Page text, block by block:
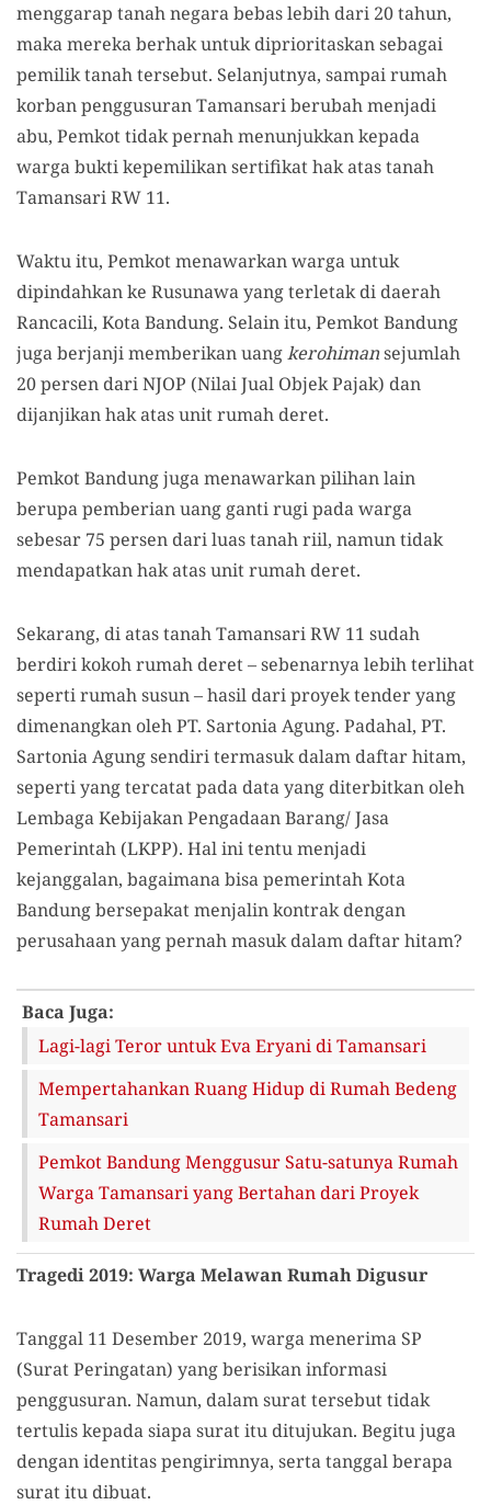
menggarap tanah negara bebas lebih dari 20 tahun,
maka mereka berhak untuk diprioritaskan sebagai
pemilik tanah tersebut. Selanjutnya, sampai rumah
korban penggusuran Tamansari berubah menjadi
abu, Pemkot tidak pernah menunjukkan kepada
warga bukti kepemilikan sertifikat hak atas tanah
Tamansari RW 11.
Waktu itu, Pemkot menawarkan warga untuk
dipindahkan ke Rusunawa yang terletak di daerah
Rancacili, Kota Bandung. Selain itu, Pemkot Bandung
juga berjanji memberikan uangkerohimansejumlah
20 persen dari NJOP (Nilai Jual Objek Pajak) dan
dijanjikan hak atas unit rumah deret.
Pemkot Bandung juga menawarkan pilihan lain
berupa pemberian uang ganti rugi pada warga
sebesar 75 persen dari luas tanah riil, namun tidak
mendapatkan hak atas unit rumah deret.
Sekarang, di atas tanah Tamansari RW 11 sudah
berdiri kokoh rumah deret – sebenarnya lebih terlihat
seperti rumah susun – hasil dari proyek tender yang
dimenangkan oleh PT. Sartonia Agung. Padahal, PT.
Sartonia Agung sendiri termasuk dalam daftar hitam,
seperti yang tercatat pada data yang diterbitkan oleh
Lembaga Kebijakan Pengadaan Barang/ Jasa
Pemerintah (LKPP). Hal ini tentu menjadi
kejanggalan, bagaimana bisa pemerintah Kota
Bandung bersepakat menjalin kontrak dengan
perusahaan yang pernah masuk dalam daftar hitam?
Baca Juga:
Lagi-lagi Teror untuk Eva Eryani di Tamansari
Mempertahankan Ruang Hidup di Rumah Bedeng
Tamansari
Pemkot Bandung Menggusur Satu-satunya Rumah
Warga Tamansari yang Bertahan dari Proyek
Rumah Deret
Tragedi 2019: Warga Melawan Rumah Digusur
Tanggal 11 Desember 2019, warga menerima SP
(Surat Peringatan) yang berisikan informasi
penggusuran. Namun, dalam surat tersebut tidak
tertulis kepada siapa surat itu ditujukan. Begitu juga
dengan identitas pengirimnya, serta tanggal berapa
surat itu dibuat.